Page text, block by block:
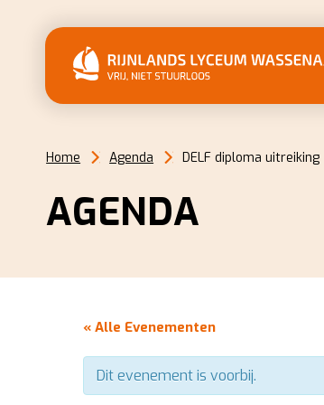
Home Agenda DELF diploma uitreiking
AGENDA
« Alle Evenementen
Dit evenement is voorbij.